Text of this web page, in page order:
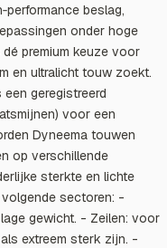
beslag,
onder hoge
premium keuze voor
en ultralicht touw zoekt.
geregistreerd
voor een
Dyneema touwen
op verschillende
sterkte en lichte
sectoren: -
gewicht. - Zeilen: voor
extreem sterk zijn. -